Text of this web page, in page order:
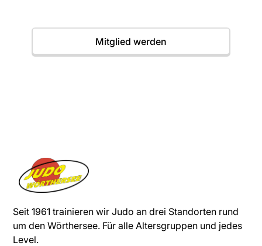
Mitglied werden
Seit 1961 trainieren wir Judo an drei Standorten rund
um den Wörthersee. Für alle Altersgruppen und jedes
Level.